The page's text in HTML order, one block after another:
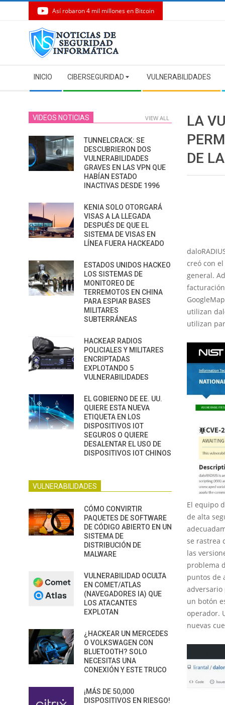
Así robaron 4 mil millones en Bitcoin
Navigation
Menu
INICIO CIBERSEGURIDAD VULNERABILIDADES
LA
DE
creó con
general.
utilizan
utilizan
El equipo
de alta
se rastrea
las
problema
puntos de
adversario
un botón
operador.
nuevas
VIDEOS NOTICIAS VIEW ALL
TUNNELCRACK: SE
DESCUBRIERON DOS
VULNERABILIDADES
GRAVES EN LAS VPN QUE
HABÍAN ESTADO
INACTIVAS DESDE 1996
KENIA SOLO OTORGARÁ
VISAS A LA LLEGADA
DESPUÉS DE QUE EL
SISTEMA DE VISAS EN
LÍNEA FUERA HACKEADO
ESTADOS UNIDOS HACKEO
LOS SISTEMAS DE
MONITOREO DE
TERREMOTOS EN CHINA
PARA ESPIAR BASES
MILITARES
SUBTERRÁNEAS
HACKEAR RADIOS
POLICIALES Y MILITARES
ENCRIPTADAS
EXPLOTANDO 5
VULNERABILIDADES
EL GOBIERNO DE EE. UU.
QUIERE ESTA NUEVA
ETIQUETA EN LOS
DISPOSITIVOS IOT
SEGUROS O QUIERE
DESALENTAR EL USO DE
DISPOSITIVOS IOT CHINOS
VULNERABILIDADES
CÓMO CONVIRTIR
PAQUETES DE SOFTWARE
DE CÓDIGO ABIERTO EN UN
SISTEMA DE
DISTRIBUCIÓN DE
MALWARE
VULNERABILIDAD OCULTA
EN COMET/ATLAS
(NAVEGADORES IA) QUE
LOS ATACANTES
EXPLOTAN
¿HACKEAR UN MERCEDES
O VOLKSWAGEN CON
BLUETOOTH? SOLO
NECESITAS UNA
CONEXIÓN Y ESTE TRUCO
¡MÁS DE 50,000
DISPOSITIVOS EN RIESGO!